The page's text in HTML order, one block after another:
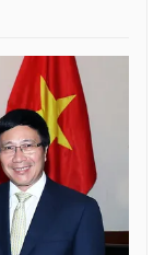
bằng AI